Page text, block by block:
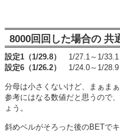
8000回回した場合の 共
設定1（1/29.8）
1/27.1～1/33.1
設定6（1/26.2）
1/24.0～1/28.9
分母は小さくないけど、まぁまぁ
参考にはなる数値だと思うので
ょう。
斜めベルがそろった後のBETで